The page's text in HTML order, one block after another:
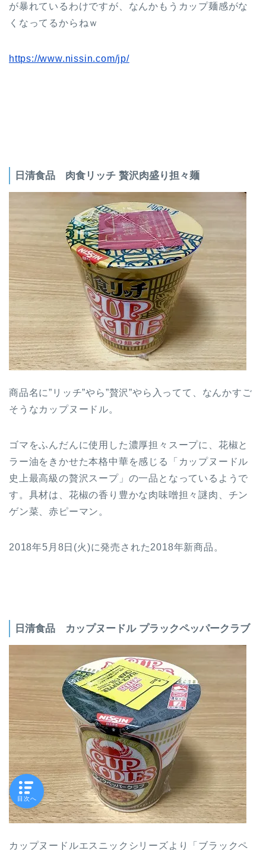
が暴れているわけですが、なんかもうカップ麺感がな
くなってるからねｗ
https://www.nissin.com/jp/
日清食品 肉食リッチ 贅沢肉盛り担々麺
商品名に”リッチ”やら”贅沢”やら入ってて、なんかすご
そうなカップヌードル。
ゴマをふんだんに使用した濃厚担々スープに、花椒と
ラー油をきかせた本格中華を感じる「カップヌードル
史上最高級の贅沢スープ」の一品となっているようで
す。具材は、花椒の香り豊かな肉味噌担々謎肉、チン
ゲン菜、赤ピーマン。
2018年5月8日(火)に発売された2018年新商品。
日清食品 カップヌードル プラックペッパークラブ
カップヌードルエスニックシリーズより「ブラックペ
目次へ